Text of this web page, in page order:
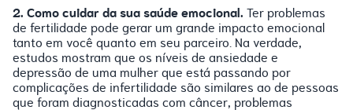
2. Como cuidar da sua saúde emocional.Ter problemas
de fertilidade pode gerar um grande impacto emocional
tanto em você quanto em seu parceiro. Na verdade,
estudos mostram que os níveis de ansiedade e
depressão de uma mulher que está passando por
complicações de infertilidade são similares ao de pessoas
que foram diagnosticadas com câncer, problemas